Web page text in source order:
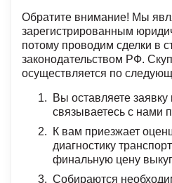
Обратите внимание! Мы
зарегистрированным
потому проводим сделки в
законодательством РФ.
осуществляется по
Вы оставляете заявку
связываетесь с нами
К вам приезжает
диагностику
финальную цену
Собираются